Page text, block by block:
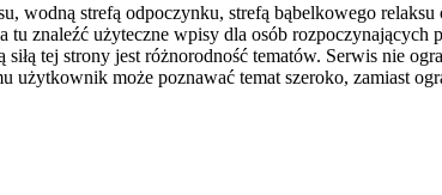
wodną strefą odpoczynku, strefą bąbelkowego
znaleźć użyteczne wpisy dla osób rozpoczynających
tej strony jest różnorodność tematów. Serwis nie
użytkownik może poznawać temat szeroko, zamiast